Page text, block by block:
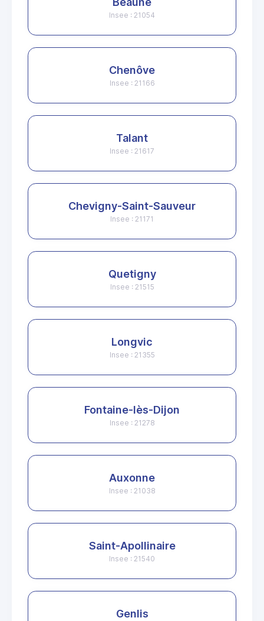
Insee : 21054
Chenôve
Insee : 21166
Talant
Insee : 21617
Chevigny-Saint-Sauveur
Insee : 21171
Quetigny
Insee : 21515
Longvic
Insee : 21355
Fontaine-lès-Dijon
Insee : 21278
Auxonne
Insee : 21038
Saint-Apollinaire
Insee : 21540
Genlis